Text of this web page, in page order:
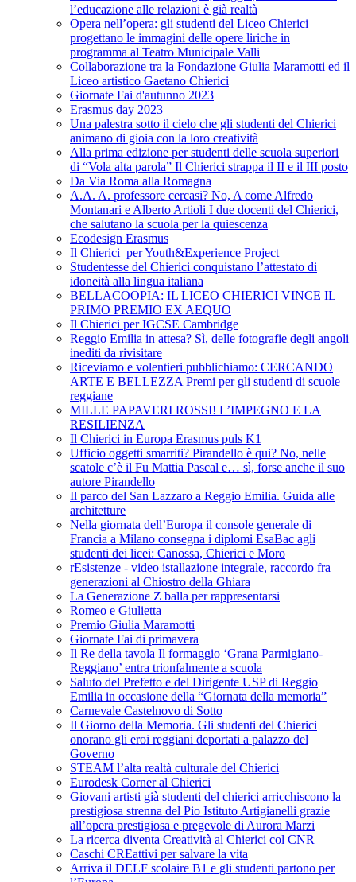
l’educazione alle relazioni è già realtà
Opera nell’opera: gli studenti del Liceo Chierici
progettano le immagini delle opere liriche in
programma al Teatro Municipale Valli
Collaborazione tra la Fondazione Giulia Maramotti ed il
Liceo artistico Gaetano Chierici
Giornate Fai d'autunno 2023
Erasmus day 2023
Una palestra sotto il cielo che gli studenti del Chierici
animano di gioia con la loro creatività
Alla prima edizione per studenti delle scuola superiori
di “Vola alta parola” Il Chierici strappa il II e il III posto
Da Via Roma alla Romagna
A.A. A. professore cercasi? No, A come Alfredo
Montanari e Alberto Artioli I due docenti del Chierici,
che salutano la scuola per la quiescenza
Ecodesign Erasmus
Il Chierici per Youth&Experience Project
Studentesse del Chierici conquistano l’attestato di
idoneità alla lingua italiana
BELLACOOPIA: IL LICEO CHIERICI VINCE IL
PRIMO PREMIO EX AEQUO
Il Chierici per IGCSE Cambridge
Reggio Emilia in attesa? Sì, delle fotografie degli angoli
inediti da rivisitare
Riceviamo e volentieri pubblichiamo: CERCANDO
ARTE E BELLEZZA Premi per gli studenti di scuole
reggiane
MILLE PAPAVERI ROSSI! L’IMPEGNO E LA
RESILIENZA
Il Chierici in Europa Erasmus puls K1
Ufficio oggetti smarriti? Pirandello è qui? No, nelle
scatole c’è il Fu Mattia Pascal e… sì, forse anche il suo
autore Pirandello
Il parco del San Lazzaro a Reggio Emilia. Guida alle
architetture
Nella giornata dell’Europa il console generale di
Francia a Milano consegna i diplomi EsaBac agli
studenti dei licei: Canossa, Chierici e Moro
rEsistenze - video istallazione integrale, raccordo fra
generazioni al Chiostro della Ghiara
La Generazione Z balla per rappresentarsi
Romeo e Giulietta
Premio Giulia Maramotti
Giornate Fai di primavera
Il Re della tavola Il formaggio ‘Grana Parmigiano-
Reggiano’ entra trionfalmente a scuola
Saluto del Prefetto e del Dirigente USP di Reggio
Emilia in occasione della “Giornata della memoria”
Carnevale Castelnovo di Sotto
Il Giorno della Memoria. Gli studenti del Chierici
onorano gli eroi reggiani deportati a palazzo del
Governo
STEAM l’alta realtà culturale del Chierici
Eurodesk Corner al Chierici
Giovani artisti già studenti del chierici arricchiscono la
prestigiosa strenna del Pio Istituto Artigianelli grazie
all’opera prestigiosa e pregevole di Aurora Marzi
La ricerca diventa Creatività al Chierici col CNR
Caschi CREattivi per salvare la vita
Arriva il DELF scolaire B1 e gli studenti partono per